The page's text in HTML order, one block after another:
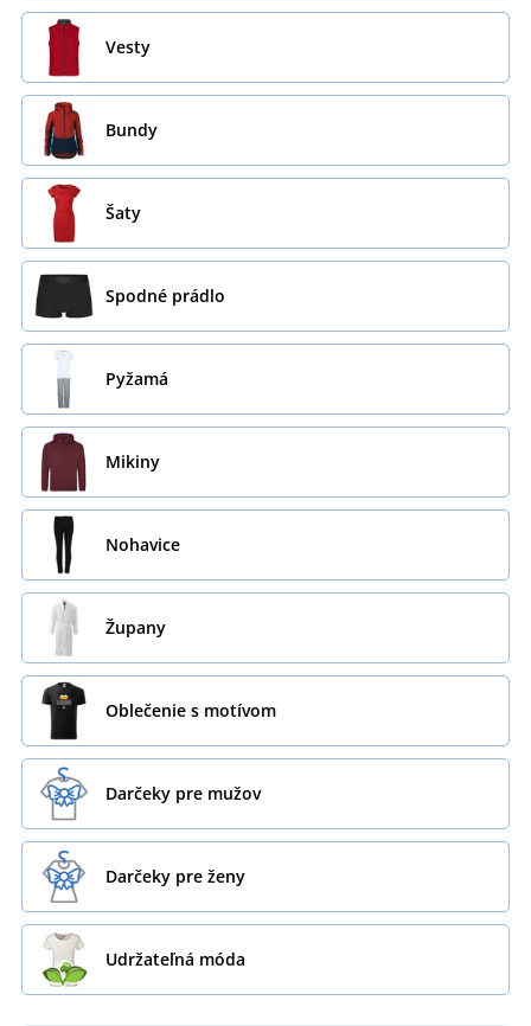
Vesty
Bundy
Šaty
Spodné prádlo
Pyžamá
Mikiny
Nohavice
Župany
Oblečenie s motívom
Darčeky pre mužov
Darčeky pre ženy
Udržateľná móda